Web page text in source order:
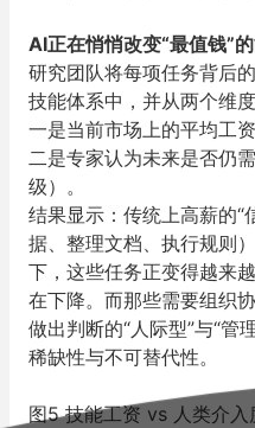
AI正在悄悄改变“最值钱”
研究团队将每项任务背后
技能体系中，并从两个维
一是当前市场上的平均工资
二是专家认为未来是否仍
级）。
结果显示：传统上高薪的“
据、整理文档、执行规则
下，这些任务正变得越来
在下降。 而那些需要组织
做出判断的“人际型”与“管
稀缺性与不可替代性。
图5 技能工资 vs 人类介入